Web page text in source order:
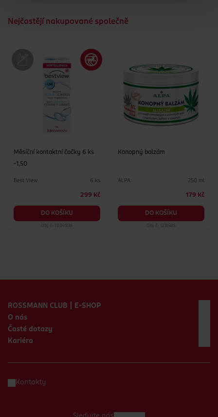
Nejčastějí nakupované společně
Měsíční kontaktní čočky 6 ks
-1,50
Best View 6 ks
299 Kč
DO KOŠÍKU
Obj. č.: 1034936
Konopný balzám
ALPA 250 ml
179 Kč
DO KOŠÍKU
Obj. č.: 578585
ROSSMANN CLUB | E-SHOP
O nás
Časté dotazy
Kariéra
Kontakty